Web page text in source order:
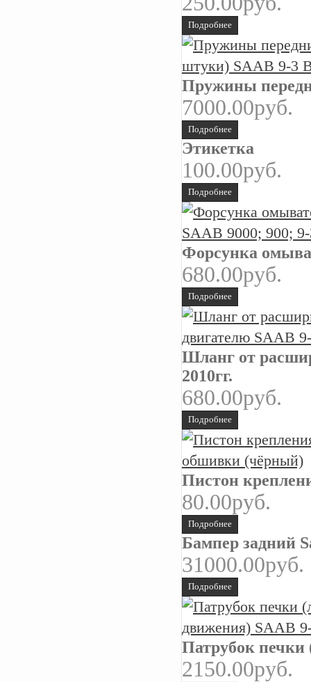
Подробнее
Пружины
7000.00руб.
Подробнее
Этикетка
100.00руб.
Подробнее
Форсунка
680.00руб.
Подробнее
Шланг от
2010гг.
680.00руб.
Подробнее
Пистон
80.00руб.
Подробнее
Бампер задний
31000.00руб.
Подробнее
Патрубок печки
2150.00руб.